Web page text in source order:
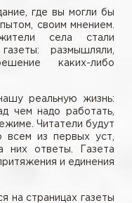
где вы могли бы
своим мнением.
села стали
размышляли,
каких-либо
реальную жизнь:
чем надо работать,
Читатели будут
всем из первых уст,
них ответы. Газета
и единения
на страницах газеты